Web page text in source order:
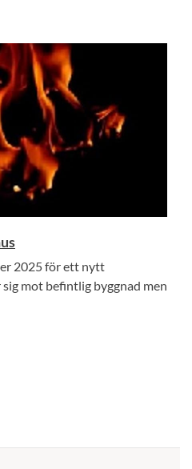
2025 för ett nytt
mot befintlig byggnad men